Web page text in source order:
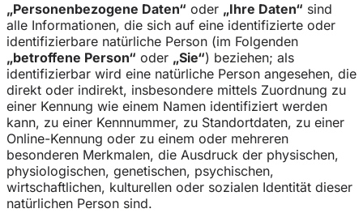
„Personenbezogene Daten“ oder „Ihre Daten“ sind
alle Informationen, die sich auf eine identifizierte oder
identifizierbare natürliche Person (im Folgenden
„betroffene Person“ oder „Sie“) beziehen; als
identifizierbar wird eine natürliche Person angesehen, die
direkt oder indirekt, insbesondere mittels Zuordnung zu
einer Kennung wie einem Namen identifiziert werden
kann, zu einer Kennnummer, zu Standortdaten, zu einer
Online-Kennung oder zu einem oder mehreren
besonderen Merkmalen, die Ausdruck der physischen,
physiologischen, genetischen, psychischen,
wirtschaftlichen, kulturellen oder sozialen Identität dieser
natürlichen Person sind.